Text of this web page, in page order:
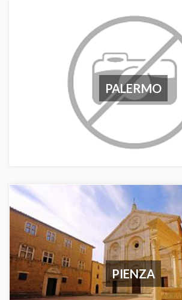
PALERMO
PIENZA